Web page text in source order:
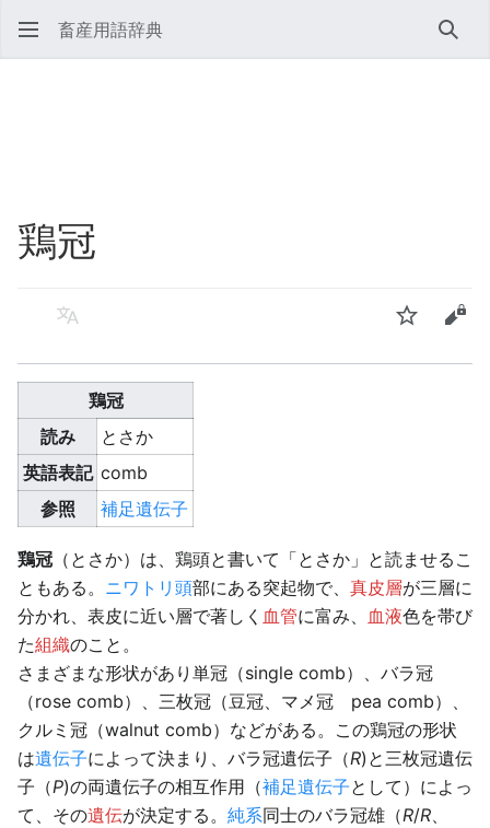
畜産用語辞典 検索
鶏冠
言語 ウォッチソ
鶏冠
読み
とさか
英語表記 comb
参照
補足遺伝子
鶏冠 （とさか）は、鶏頭と書いて「とさか」と読ませるこ
ともある。 ニワトリ 頭部にある突起物で、 真皮層が三層に
分かれ、表皮に近い層で著しく 血管に富み、 血液色を帯び
た組織のこと。
さまざまな形状があり単冠（single comb）、バラ冠
（rose comb）、三枚冠（豆冠、マメ冠 pea comb）、
クルミ冠（walnut comb）などがある。この鶏冠の形状
は遺伝子によって決まり、バラ冠遺伝子（R)と三枚冠遺伝
子（P)の両遺伝子の相互作用（補足遺伝子として）によっ
て、その遺伝が決定する。 純系同士のバラ冠雄（R/R、